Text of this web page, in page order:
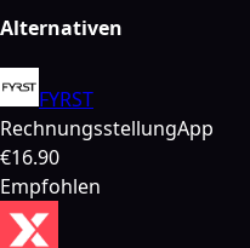
Alternativen
FYRST
RechnungsstellungApp
€16.90
Empfohlen